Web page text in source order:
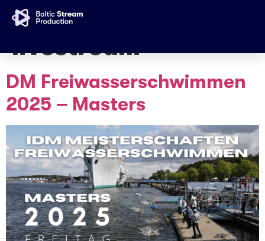
Schlagwort:
livestream
DM Freiwasserschwimmen
2025 – Masters